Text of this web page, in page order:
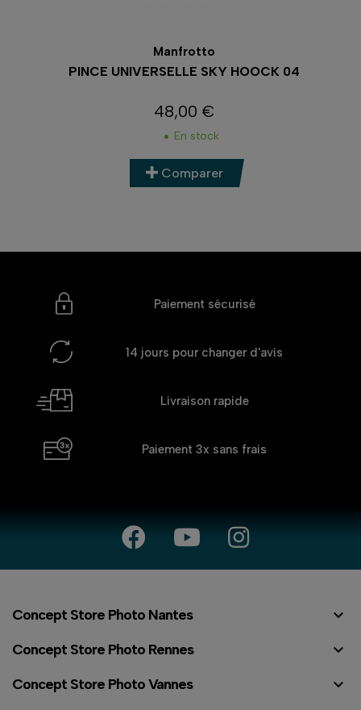
Manfrotto
PINCE UNIVERSELLE SKY HOOCK 04
Prix
48,00 €
En stock
Comparer
Paiement sécurisé
14 jours pour changer d'avis
Livraison rapide
Paiement 3x sans frais
Concept Store Photo Nantes 
Concept Store Photo Rennes 
Concept Store Photo Vannes 